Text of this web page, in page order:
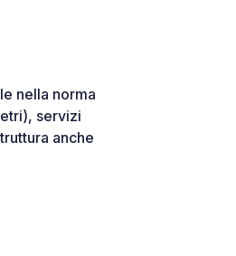
nella norma
servizi
anche